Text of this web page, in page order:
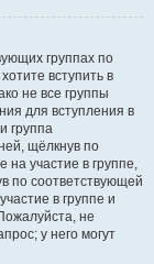
группах по
вступить в
не все группы
для вступления в
группа
щёлкнув по
на участие в группе,
по соответствующей
в группе и
не
у него могут